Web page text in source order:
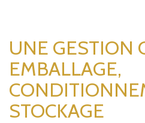
UNE GESTION
EMBALLAGE,
STOCKAGE